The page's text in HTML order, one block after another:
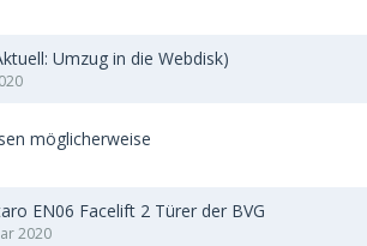
Umzug in die Webdisk)
möglicherweise
EN06 Facelift 2 Türer der BVG
2020